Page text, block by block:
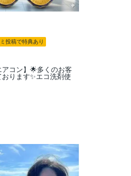
投稿で特典あり
アコン】🌟多くのお客
ります✨エコ洗剤使